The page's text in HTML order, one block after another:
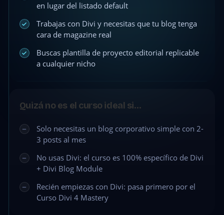
en lugar del listado default
Trabajas con Divi y necesitas que tu blog tenga
cara de magazine real
Buscas plantilla de proyecto editorial replicable
a cualquier nicho
Quizá no es el curso ideal si…
Solo necesitas un blog corporativo simple con 2-
3 posts al mes
No usas Divi: el curso es 100% específico de Divi
+ Divi Blog Module
Recién empiezas con Divi: pasa primero por el
Curso Divi 4 Mastery